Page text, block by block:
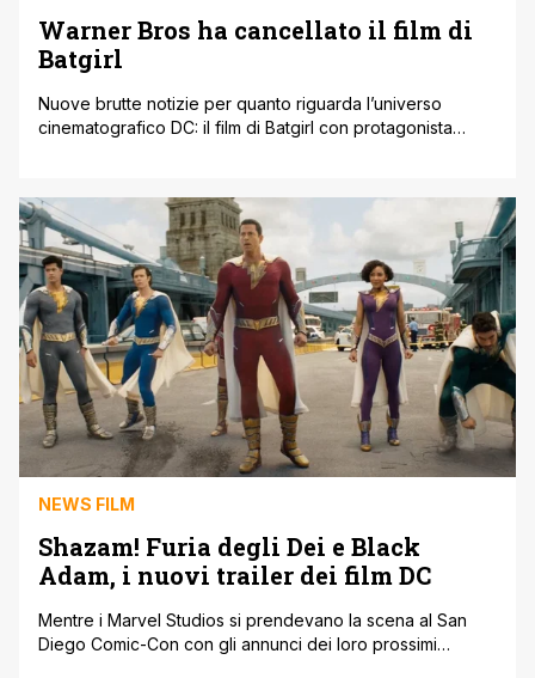
Warner Bros ha cancellato il film di
Batgirl
Nuove brutte notizie per quanto riguarda l’universo
cinematografico DC: il film di Batgirl con protagonista
concluso le riprese, non uscirà nelle sale e non sarà
nemmeno distribuito, come da piani originari, sulla
piattaforma di streaming [']
NEWS FILM
Shazam! Furia degli Dei e Black
Adam, i nuovi trailer dei film DC
Mentre i Marvel Studios si prendevano la scena al San
Diego Comic-Con con gli annunci dei loro prossimi